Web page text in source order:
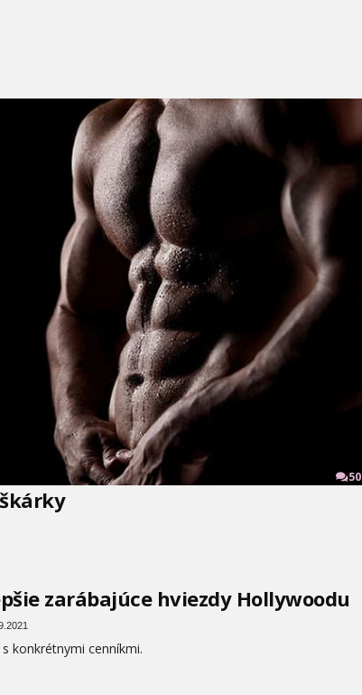
50
zarábajúce hviezdy Hollywoodu
s konkrétnymi cenníkmi.